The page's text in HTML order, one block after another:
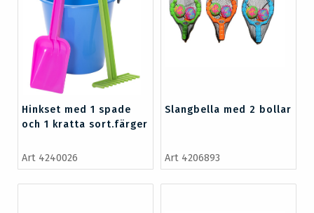
Hinkset med 1 spade
och 1 kratta sort.färger
Art 4240026
Slangbella med 2 bollar
Art 4206893